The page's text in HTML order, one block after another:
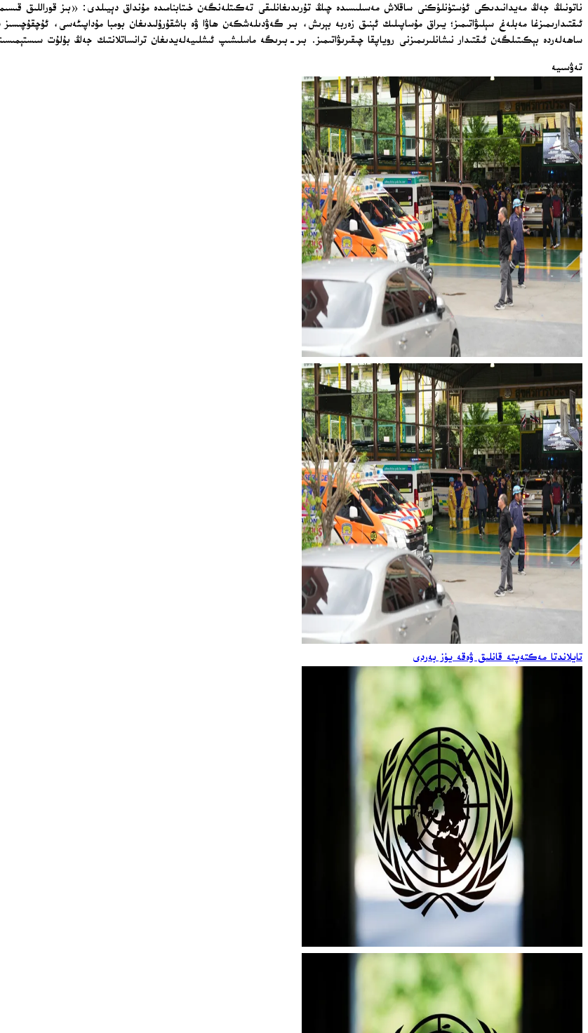
ناتونىڭ جەڭ مەيدانىدىكى ئۈستۈنلۈكنى ساقلاش مەسىلىسىدە چىڭ تۇرىدىغانلىقى تەكىتلەنگەن خىتابنامىدە مۇنداق دېيىلدى: «بىز قوراللىق
ئىقتىدارىمىزغا مەبلەغ سېلىۋاتىمىز؛ يىراق مۇساپىلىك ئېنىق زەربە بېرىش، بىر گەۋدىلەشكەن ھاۋا ۋە باشقۇرۇلىدىغان بومبا مۇداپىئەسى، ئۇچقۇچىسىز
ساھەلەردە بېكىتىلگەن ئىقتىدار نىشانلىرىمىزنى روياپقا چىقىرىۋاتىمىز. بىر-بىرىگە ماسلىشىپ ئىشلىيەلەيدىغان ترانساتلانتىك جەڭ بۇلۇت
تەۋسىيە
تايلاندتا مەكتەپتە قانلىق ۋەقە يۈز بەردى